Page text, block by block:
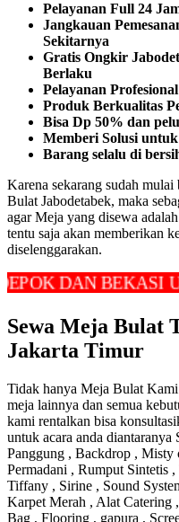
Pelayanan Full 24
Jangkauan
Sekitarnya
Gratis Ongkir
Berlaku
Pelayanan
Produk Berkualitas
Bisa Dp 50% dan
Memberi Solusi
Barang selalu di
Karena sekarang sudah
Bulat Jabodetabek, maka
agar Meja yang disewa
tentu saja akan memberikan
diselenggarakan.
BEKASI
Sewa Meja Bulat
Jakarta Timur
Tidak hanya Meja Bulat
meja lainnya dan semua
kami rentalkan bisa
untuk acara anda
Panggung , Backdrop , Misty
Permadani , Rumput Sintetis
Tiffany , Sirine , Sound
Karpet Merah , Alat Catering
Bag , Flooring , gapura ,